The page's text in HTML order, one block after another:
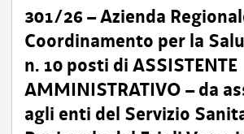
301/26 – Azienda
Coordinamento per la
n. 10 posti di ASSISTENTE
AMMINISTRATIVO – da
agli enti del Servizio